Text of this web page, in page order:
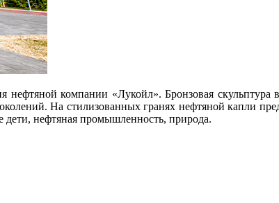
компании «Лукойл». Бронзовая скульптура
На стилизованных гранях нефтяной капли
дети, нефтяная промышленность, природа.